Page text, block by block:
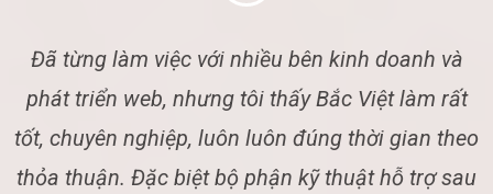
Đã từng làm việc với nhiều bên kinh doanh và
phát triển web, nhưng tôi thấy Bắc Việt làm rất
tốt, chuyên nghiệp, luôn luôn đúng thời gian theo
thỏa thuận. Đặc biệt bộ phận kỹ thuật hỗ trợ sau